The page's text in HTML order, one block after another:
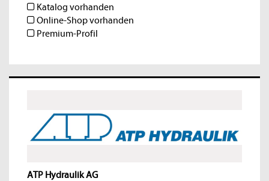
Katalog vorhanden
Online-Shop vorhanden
Premium-Profil
ATP Hydraulik AG